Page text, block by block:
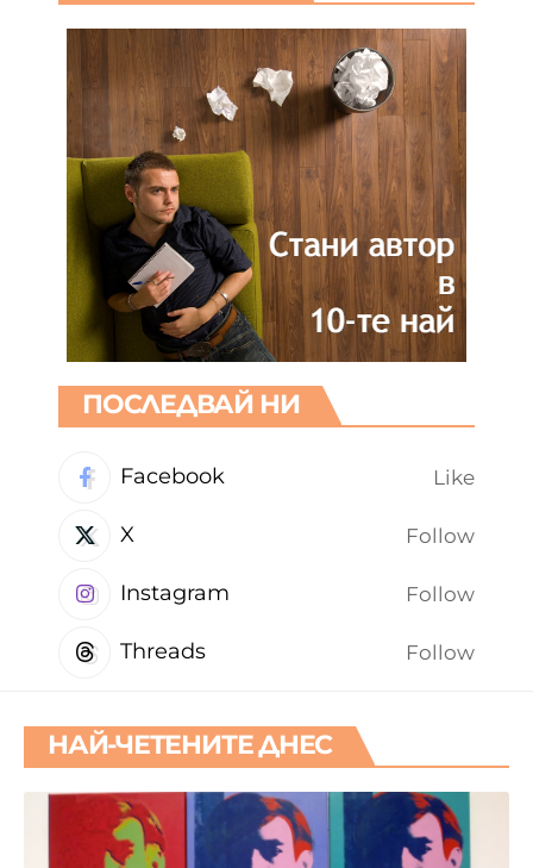
ПОСЛЕДВАЙ НИ
Facebook Like
X Follow
Instagram Follow
Threads Follow
НАЙ-ЧЕТЕНИТЕ ДНЕС